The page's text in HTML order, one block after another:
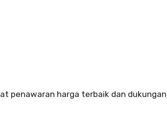
penawaran harga terbaik dan